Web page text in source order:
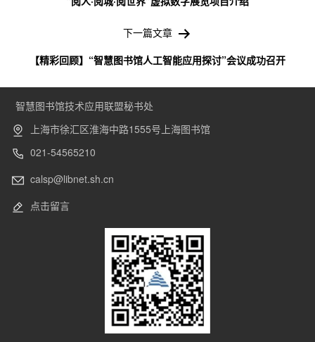
下一篇文章
【精彩回顾】“智慧图书馆人工智能应用探讨”会议成功召开
智慧图书馆技术应用联盟秘书处
上海市徐汇区淮海中路1555号上海图书馆
021-54565210
calsp@libnet.sh.cn
点击留言